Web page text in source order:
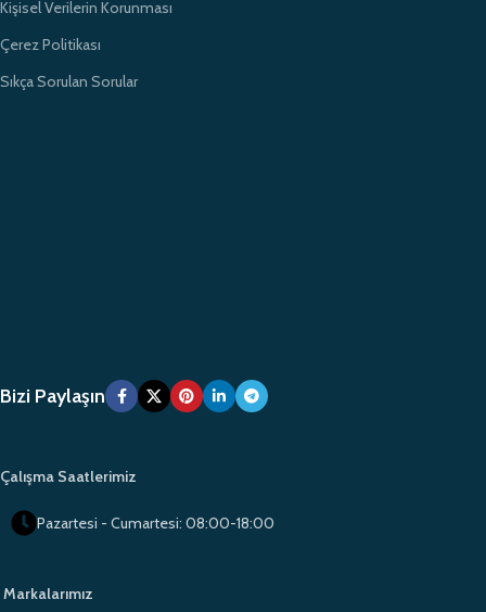
Kişisel Verilerin Korunması
Çerez Politikası
Sıkça Sorulan Sorular
Bizi Paylaşın
Çalışma Saatlerimiz
Pazartesi - Cumartesi: 08:00-18:00
Markalarımız